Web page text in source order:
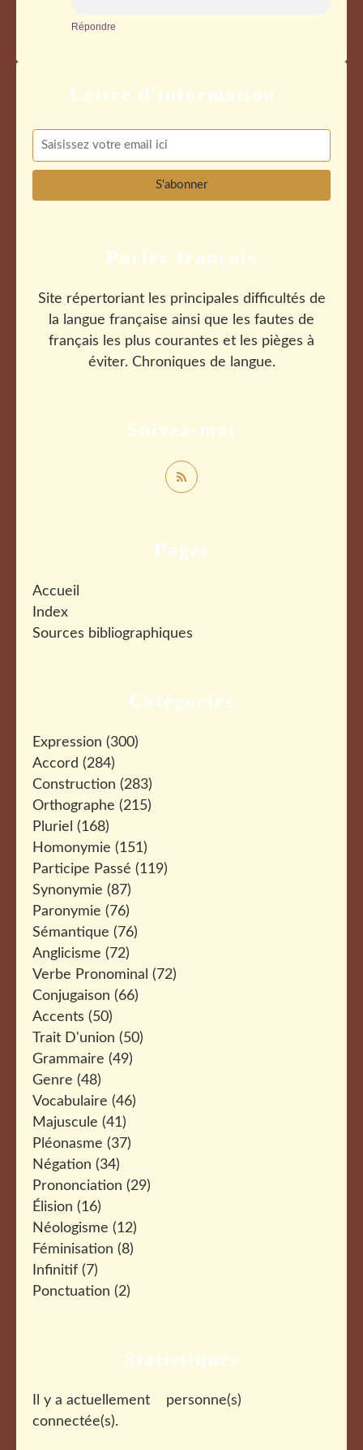
Répondre
Catégories
Expression (300)
Accord (284)
Construction (283)
Orthographe (215)
Pluriel (168)
Homonymie (151)
Participe Passé (119)
Synonymie (87)
Paronymie (76)
Sémantique (76)
Anglicisme (72)
Verbe Pronominal (72)
Conjugaison (66)
Accents (50)
Trait D'union (50)
Grammaire (49)
Genre (48)
Vocabulaire (46)
Majuscule (41)
Pléonasme (37)
Négation (34)
Prononciation (29)
Élision (16)
Néologisme (12)
Féminisation (8)
Infinitif (7)
Ponctuation (2)
Pages
Accueil
Index
Sources bibliographiques
Suivez-moi
Parler français
Site répertoriant les principales difficultés de
la langue française ainsi que les fautes de
français les plus courantes et les pièges à
éviter. Chroniques de langue.
Statistiques
Il y a actuellement
personne(s)
connectée(s).